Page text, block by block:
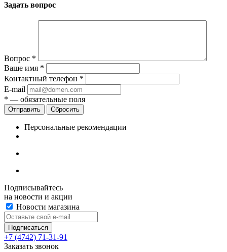
Задать вопрос
Вопрос *
Ваше имя *
Контактный телефон *
E-mail
* — обязательные поля
Сбросить
Персональные рекомендации
Подписывайтесь
на новости и акции
Новости магазина
+7 (4742) 71-31-91
Заказать звонок